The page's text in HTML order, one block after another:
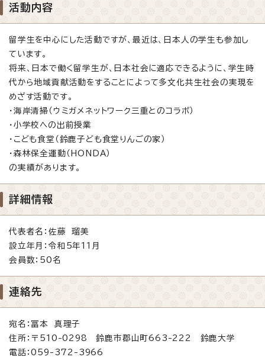
活動内容
留学生を中心にした活動ですが、最近は、日本人の学生も参加し
ています。
将来、日本で働く留学生が、日本社会に適応できるように、学生時
代から地域貢献活動をすることによって多文化共生社会の実現を
めざす活動です。
・海岸清掃（ウミガメネットワーク三重とのコラボ）
・小学校への出前授業
・こども食堂（鈴鹿子ども食堂りんごの家）
・森林保全運動（HONDA）
の実績があります。
詳細情報
代表者名：佐藤 瑠美
設立年月：令和5年11月
会員数：50名
連絡先
宛名：冨本 真理子
住所：〒510-0298 鈴鹿市郡山町663-222 鈴鹿大学
電話：059-372-3966